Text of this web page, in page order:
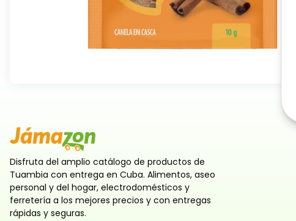
Disfruta del amplio catálogo de productos de
Tuambia con entrega en Cuba. Alimentos, aseo
personal y del hogar, electrodomésticos y
ferretería a los mejores precios y con entregas
rápidas y seguras.